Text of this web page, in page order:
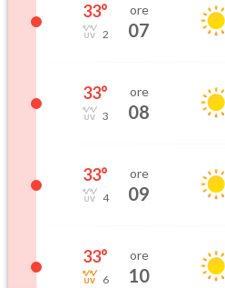
33°
2
ore
07
33°
3
ore
08
33°
4
ore
09
33°
6
ore
10